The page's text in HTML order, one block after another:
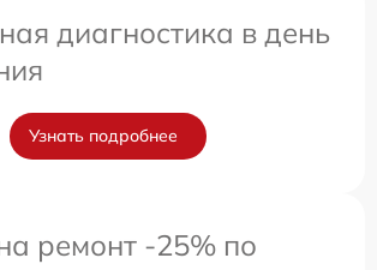
диагностика в день
Узнать подробнее
ремонт -25% по